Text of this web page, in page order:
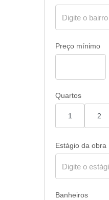
Preço mínimo
Quartos
1 2
Estágio da obra
Banheiros